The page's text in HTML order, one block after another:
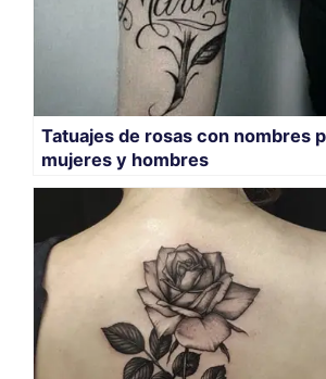
Tatuajes de rosas con nombres
mujeres y hombres